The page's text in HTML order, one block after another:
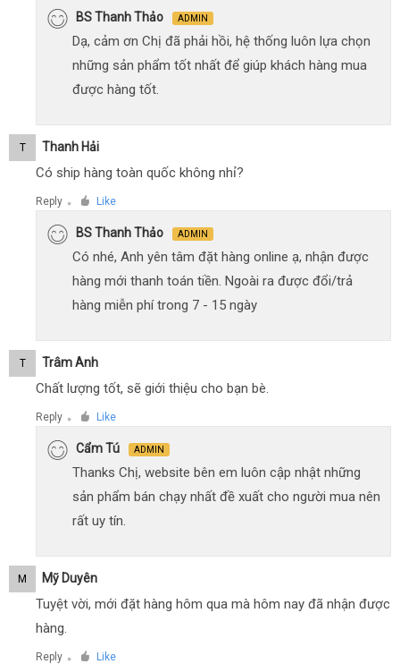
BS Thanh Thảo ADMIN
Dạ, cảm ơn Chị đã phải hồi, hệ thống luôn lựa chọn
những sản phẩm tốt nhất để giúp khách hàng mua
được hàng tốt.
T Thanh Hải
Có ship hàng toàn quốc không nhỉ?
Reply ● Like
BS Thanh Thảo ADMIN
Có nhé, Anh yên tâm đặt hàng online ạ, nhận được
hàng mới thanh toán tiền. Ngoài ra được đổi/trả
hàng miễn phí trong 7 - 15 ngày
T Trâm Anh
Chất lượng tốt, sẽ giới thiệu cho bạn bè.
Reply ● Like
Cẩm Tú ADMIN
Thanks Chị, website bên em luôn cập nhật những
sản phẩm bán chạy nhất đề xuất cho người mua nên
rất uy tín.
M Mỹ Duyên
Tuyệt vời, mới đặt hàng hôm qua mà hôm nay đã nhận được
hàng.
Reply ● Like